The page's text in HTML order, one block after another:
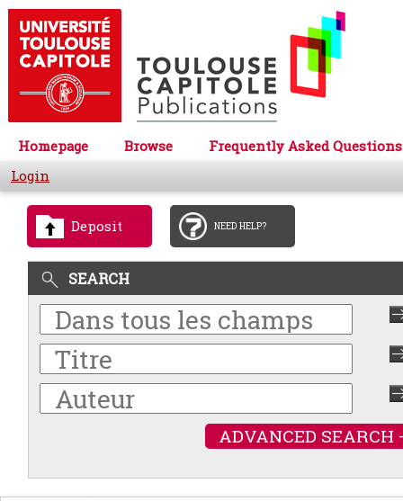
Homepage Browse
Frequently Asked Questions
Login
Deposit NEED HELP?
SEARCH
ADVANCED SEARCH